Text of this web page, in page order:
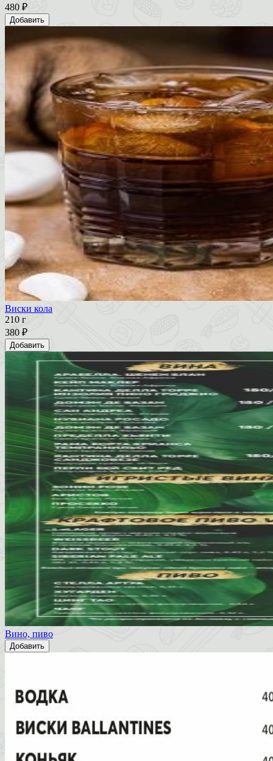
480 ₽
Добавить
Виски кола
210 г
380 ₽
Добавить
Вино, пиво
Добавить